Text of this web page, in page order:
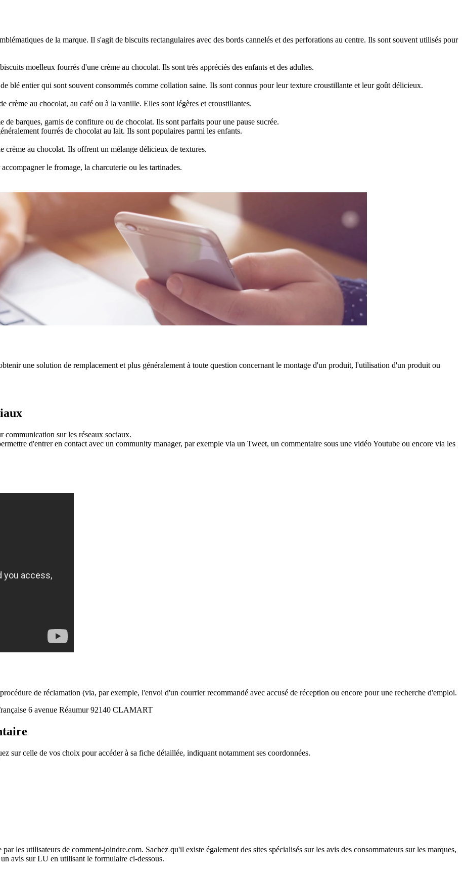
de la marque. Il s'agit de biscuits rectangulaires avec des bords cannelés et des perforations au centre. Ils sont souvent utilisés pour
moelleux fourrés d'une crème au chocolat. Ils sont très appréciés des enfants et des adultes.
blé entier qui sont souvent consommés comme collation saine. Ils sont connus pour leur texture croustillante et leur goût délicieux.
au chocolat, au café ou à la vanille. Elles sont légères et croustillantes.
barques, garnis de confiture ou de chocolat. Ils sont parfaits pour une pause sucrée.
fourrés de chocolat au lait. Ils sont populaires parmi les enfants.
au chocolat. Ils offrent un mélange délicieux de textures.
le fromage, la charcuterie ou les tartinades.
une solution de remplacement et plus généralement à toute question concernant le montage d'un produit, l'utilisation d'un produit ou
communication sur les réseaux sociaux.
d'entrer en contact avec un community manager, par exemple via un Tweet, un commentaire sous une vidéo Youtube ou encore via les
de réclamation (via, par exemple, l'envoi d'un courrier recommandé avec accusé de réception ou encore pour une recherche d'emploi.
6 avenue Réaumur 92140 CLAMART
sur celle de vos choix pour accéder à sa fiche détaillée, indiquant notamment ses coordonnées.
les utilisateurs de comment-joindre.com. Sachez qu'il existe également des sites spécialisés sur les avis des consommateurs sur les marques,
avis sur LU en utilisant le formulaire ci-dessous.